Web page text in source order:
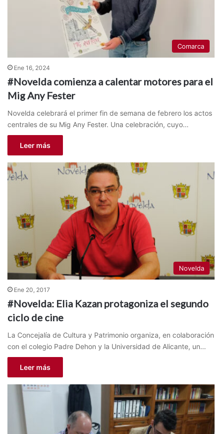
Comarca
Ene 16, 2024
#Novelda comienza a calentar motores para el
Mig Any Fester
Novelda celebrará el primer fin de semana de febrero los actos
centrales de su Mig Any Fester. Una celebración, cuyo…
Leer más
Novelda
Ene 20, 2017
#Novelda: Elia Kazan protagoniza el segundo
ciclo de cine
La Concejalía de Cultura y Patrimonio organiza, en colaboración
con el colegio Padre Dehon y la Universidad de Alicante, un…
Leer más